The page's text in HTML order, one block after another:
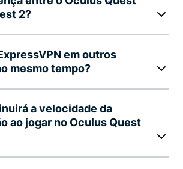
2?
em outros
mesmo tempo?
a velocidade da
ao jogar no Oculus Quest